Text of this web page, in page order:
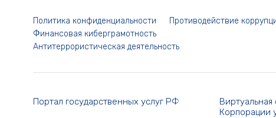
Политика конфиденциальности
Противодействие
Финансовая киберграмотность
Антитеррористическая деятельность
Портал государственных услуг РФ
Корпорации